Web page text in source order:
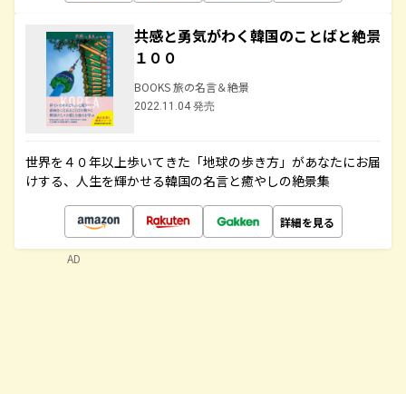
共感と勇気がわく韓国のことばと絶景
１００
BOOKS 旅の名言＆絶景
2022.11.04 発売
世界を４０年以上歩いてきた「地球の歩き方」があなたにお届
けする、人生を輝かせる韓国の名言と癒やしの絶景集
詳細を見る
AD